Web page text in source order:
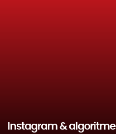
Instagram & algoritme